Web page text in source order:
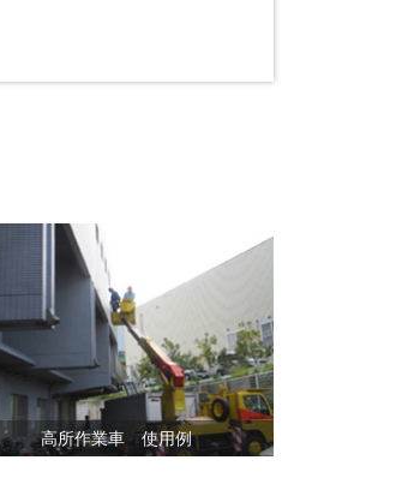
高所作業車 使用例